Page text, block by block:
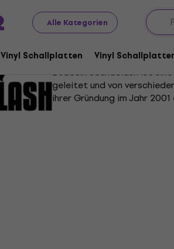
Alle Kategorien
Vinyl Schallplatten Vinyl
Bedouin
Bedouin Soundclash ist
geleitet und von
ihrer Gründung im Jahr